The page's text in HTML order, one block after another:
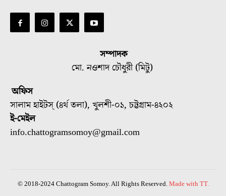
সম্পাদক
মো. নওশাদ চৌধুরী (মিটু)
অফিস
সালাম হাইটস্ (৪র্থ তলা), খুলশী-০১, চট্টগ্রাম-৪২০২
ই-মেইল
info.chattogramsomoy@gmail.com
© 2018-2024 Chattogram Somoy. All Rights Reserved. Made with TT.